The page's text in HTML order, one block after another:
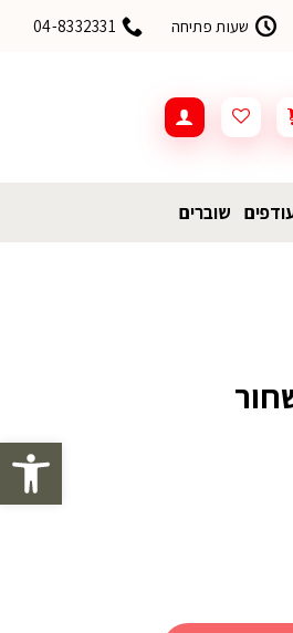
פתח
שעות פתיחה 04-8332331
שוברים